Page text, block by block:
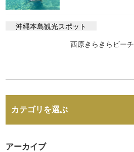
沖縄本島観光スポット
西原きらきらビーチ
カテゴリを選ぶ
アーカイブ